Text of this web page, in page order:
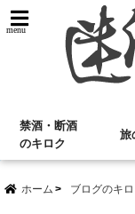
menu
禁酒・断酒
のキロク
旅
ホーム ブログのキロ